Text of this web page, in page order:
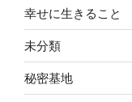
幸せに生きること
未分類
秘密基地